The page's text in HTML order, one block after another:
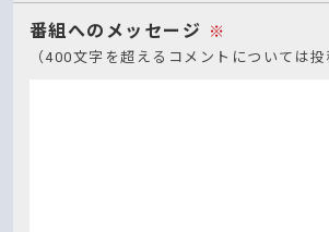
番組へのメッセージ ※
（400文字を超えるコメントについては投